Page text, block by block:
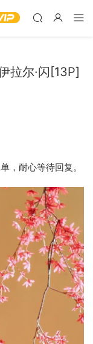
拉尔·闪[13P]
，耐心等待回复。